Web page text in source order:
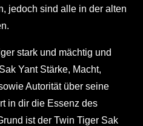
jedoch sind alle in der alten
stark und mächtig und
Yant Stärke, Macht,
Autorität über seine
in dir die Essenz des
ist der Twin Tiger Sak